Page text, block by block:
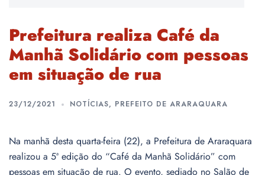
Prefeitura realiza Café da
Manhã Solidário com pessoas
em situação de rua
23/12/2021 NOTÍCIAS, PREFEITO DE ARARAQUARA
Na manhã desta quarta-feira (22), a Prefeitura de Araraquara
realizou a 5ª edição do “Café da Manhã Solidário” com
pessoas em situação de rua. O evento, sediado no Salão de